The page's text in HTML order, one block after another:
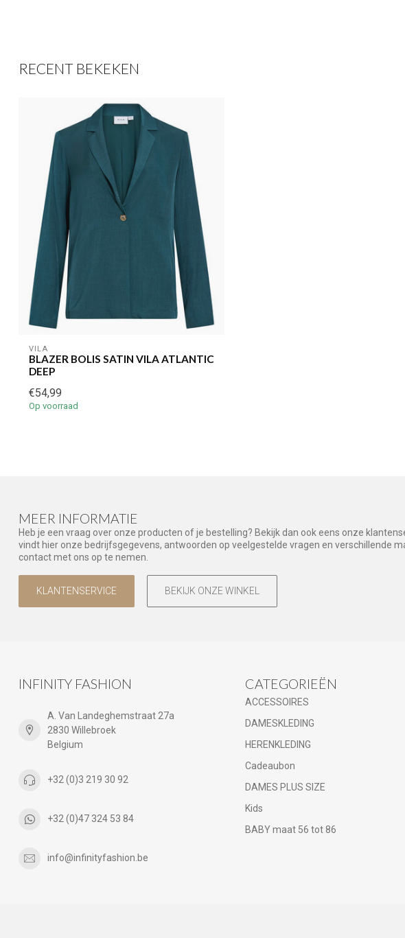
RECENT BEKEKEN
VILA
BLAZER BOLIS SATIN VILA ATLANTIC
DEEP
€54,99
Op voorraad
MEER INFORMATIE
Heb je een vraag over onze producten of je bestelling? Bekijk dan ook eens onze
vindt hier onze bedrijfsgegevens, antwoorden op veelgestelde vragen en verschillende
contact met ons op te nemen.
KLANTENSERVICE BEKIJK ONZE WINKEL
INFINITY FASHION
A. Van Landeghemstraat 27a
2830 Willebroek
Belgium
+32 (0)3 219 30 92
+32 (0)47 324 53 84
info@infinityfashion.be
CATEGORIEËN
ACCESSOIRES
DAMESKLEDING
HERENKLEDING
Cadeaubon
DAMES PLUS SIZE
Kids
BABY maat 56 tot 86